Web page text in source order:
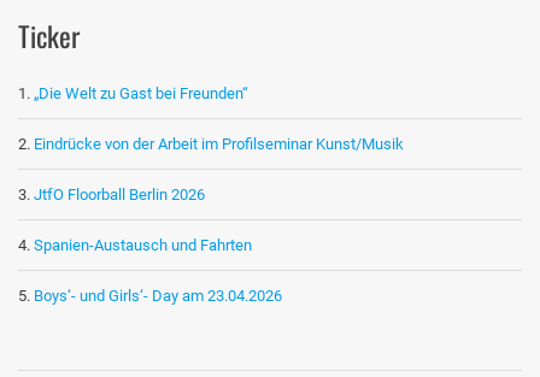
Ticker
„Die Welt zu Gast bei Freunden“
Eindrücke von der Arbeit im Profilseminar Kunst/Musik
JtfO Floorball Berlin 2026
Spanien-Austausch und Fahrten
Boys‘- und Girls‘- Day am 23.04.2026